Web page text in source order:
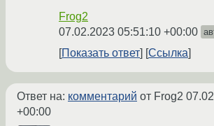
Frog2
07.02.2023 05:51:10 +00:00
Показать ответ Ссылка
Ответ на: комментарий от Frog2
+00:00